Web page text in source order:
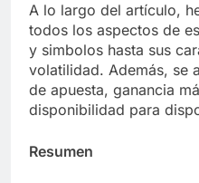
A lo largo del artículo,
todos los aspectos de
y simbolos hasta sus
volatilidad. Además, se
de apuesta, ganancia
disponibilidad para
Resumen